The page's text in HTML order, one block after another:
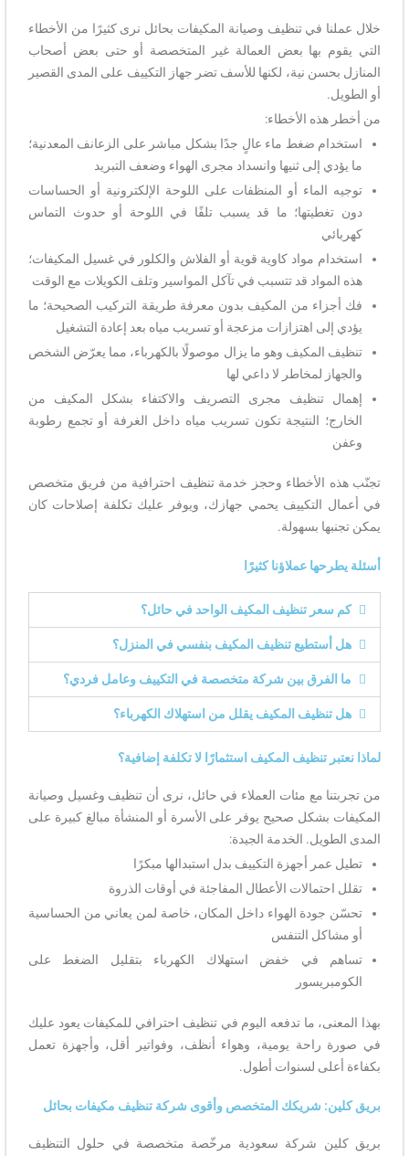
خلال عملنا في تنظيف وصيانة المكيفات بحائل نرى كثيرًا من الأخطاء
التي يقوم بها بعض العمالة غير المتخصصة أو حتى بعض أصحاب
المنازل بحسن نية، لكنها للأسف تضر جهاز التكييف على المدى القصير
أو الطويل.
من أخطر هذه الأخطاء:
استخدام ضغط ماء عالٍ جدًا بشكل مباشر على الزعانف المعدنية؛
ما يؤدي إلى ثنيها وانسداد مجرى الهواء وضعف التبريد
توجيه الماء أو المنظفات على اللوحة الإلكترونية أو الحساسات
دون تغطيتها؛ ما قد يسبب تلفًا في اللوحة أو حدوث التماس
كهربائي
استخدام مواد كاوية قوية أو الفلاش والكلور في غسيل المكيفات؛
هذه المواد قد تتسبب في تآكل المواسير وتلف الكويلات مع الوقت
فك أجزاء من المكيف بدون معرفة طريقة التركيب الصحيحة؛ ما
يؤدي إلى اهتزازات مزعجة أو تسريب مياه بعد إعادة التشغيل
تنظيف المكيف وهو ما يزال موصولًا بالكهرباء، مما يعرّض الشخص
والجهاز لمخاطر لا داعي لها
إهمال تنظيف مجرى التصريف والاكتفاء بشكل المكيف من
الخارج؛ النتيجة تكون تسريب مياه داخل الغرفة أو تجمع رطوبة
وعفن
تجنّب هذه الأخطاء وحجز خدمة تنظيف احترافية من فريق متخصص
في أعمال التكييف يحمي جهازك، ويوفر عليك تكلفة إصلاحات كان
يمكن تجنبها بسهولة.
أسئلة يطرحها عملاؤنا كثيرًا
كم سعر تنظيف المكيف الواحد في حائل؟
هل أستطيع تنظيف المكيف بنفسي في المنزل؟
ما الفرق بين شركة متخصصة في التكييف وعامل فردي؟
هل تنظيف المكيف يقلل من استهلاك الكهرباء؟
لماذا نعتبر تنظيف المكيف استثمارًا لا تكلفة إضافية؟
من تجربتنا مع مئات العملاء في حائل، نرى أن تنظيف وغسيل وصيانة
المكيفات بشكل صحيح يوفر على الأسرة أو المنشأة مبالغ كبيرة على
المدى الطويل. الخدمة الجيدة:
تطيل عمر أجهزة التكييف بدل استبدالها مبكرًا
تقلل احتمالات الأعطال المفاجئة في أوقات الذروة
تحسّن جودة الهواء داخل المكان، خاصة لمن يعاني من الحساسية
أو مشاكل التنفس
تساهم في خفض استهلاك الكهرباء بتقليل الضغط على
الكومبريسور
بهذا المعنى، ما تدفعه اليوم في تنظيف احترافي للمكيفات يعود عليك
في صورة راحة يومية، وهواء أنظف، وفواتير أقل، وأجهزة تعمل
بكفاءة أعلى لسنوات أطول.
بريق كلين: شريكك المتخصص وأقوى شركة تنظيف مكيفات بحائل
بريق كلين شركة سعودية مرخّصة متخصصة في حلول التنظيف